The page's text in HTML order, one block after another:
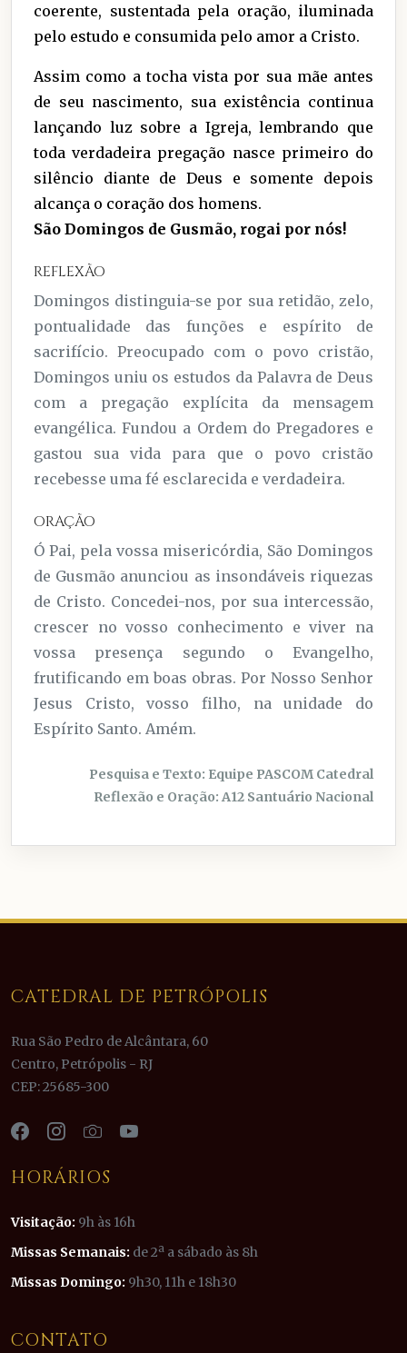
coerente, sustentada pela oração, iluminada
pelo estudo e consumida pelo amor a Cristo.
Assim como a tocha vista por sua mãe antes
de seu nascimento, sua existência continua
lançando luz sobre a Igreja, lembrando que
toda verdadeira pregação nasce primeiro do
silêncio diante de Deus e somente depois
alcança o coração dos homens.
São Domingos de Gusmão, rogai por nós!
REFLEXÃO
Domingos distinguia-se por sua retidão, zelo,
pontualidade das funções e espírito de
sacrifício. Preocupado com o povo cristão,
Domingos uniu os estudos da Palavra de Deus
com a pregação explícita da mensagem
evangélica. Fundou a Ordem do Pregadores e
gastou sua vida para que o povo cristão
recebesse uma fé esclarecida e verdadeira.
ORAÇÃO
Ó Pai, pela vossa misericórdia, São Domingos
de Gusmão anunciou as insondáveis riquezas
de Cristo. Concedei-nos, por sua intercessão,
crescer no vosso conhecimento e viver na
vossa presença segundo o Evangelho,
frutificando em boas obras. Por Nosso Senhor
Jesus Cristo, vosso filho, na unidade do
Espírito Santo. Amém.
Pesquisa e Texto: Equipe PASCOM Catedral
Reflexão e Oração: A12 Santuário Nacional
CATEDRAL DE PETRÓPOLIS
Rua São Pedro de Alcântara, 60
Centro, Petrópolis - RJ
CEP: 25685-300
HORÁRIOS
Visitação: 9h às 16h
Missas Semanais: de 2ª a sábado às 8h
Missas Domingo: 9h30, 11h e 18h30
CONTATO